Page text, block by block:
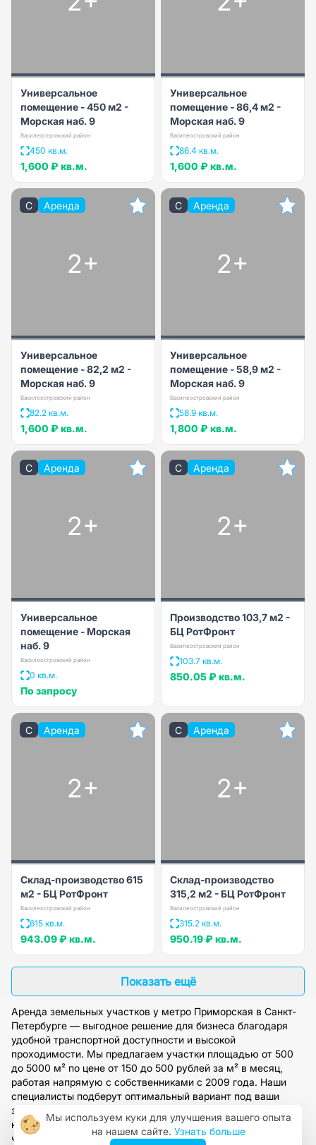
Универсальное
помещение - 450 м2 -
Морская наб. 9
Василеостровский район
450 кв.м.
1,600 ₽ кв.м.
Универсальное
помещение - 86,4 м2 -
Морская наб. 9
Василеостровский район
86.4 кв.м.
1,600 ₽ кв.м.
C Аренда
2+
Универсальное
помещение - 82,2 м2 -
Морская наб. 9
Василеостровский район
82.2 кв.м.
1,600 ₽ кв.м.
C Аренда
2+
Универсальное
помещение - 58,9 м2 -
Морская наб. 9
Василеостровский район
58.9 кв.м.
1,800 ₽ кв.м.
C Аренда
2+
Универсальное
помещение - Морская
наб. 9
Василеостровский район
0 кв.м.
По запросу
C Аренда
2+
Производство 103,7 м2 -
БЦ РотФронт
Василеостровский район
103.7 кв.м.
850.05 ₽ кв.м.
C Аренда
2+
Склад-производство 615
м2 - БЦ РотФронт
Василеостровский район
615 кв.м.
943.09 ₽ кв.м.
C Аренда
2+
Склад-производство
315,2 м2 - БЦ РотФронт
Василеостровский район
315.2 кв.м.
950.19 ₽ кв.м.
Показать ещё
Аренда земельных участков у метро Приморская в Санкт-
Петербурге — выгодное решение для бизнеса благодаря
удобной транспортной доступности и высокой
проходимости. Мы предлагаем участки площадью от 500
до 5000 м² по цене от 150 до 500 рублей за м² в месяц,
работая напрямую с собственниками с 2009 года. Наши
специалисты подберут оптимальный вариант под ваши
задачи, организуют просмотр и предоставят полное
юридическое сопровождение. Оставьте заявку на сайте,
чтобы получить персональную консультацию и доступ к
Мы используем куки для улучшения вашего опыта
на нашем сайте. Узнать больше